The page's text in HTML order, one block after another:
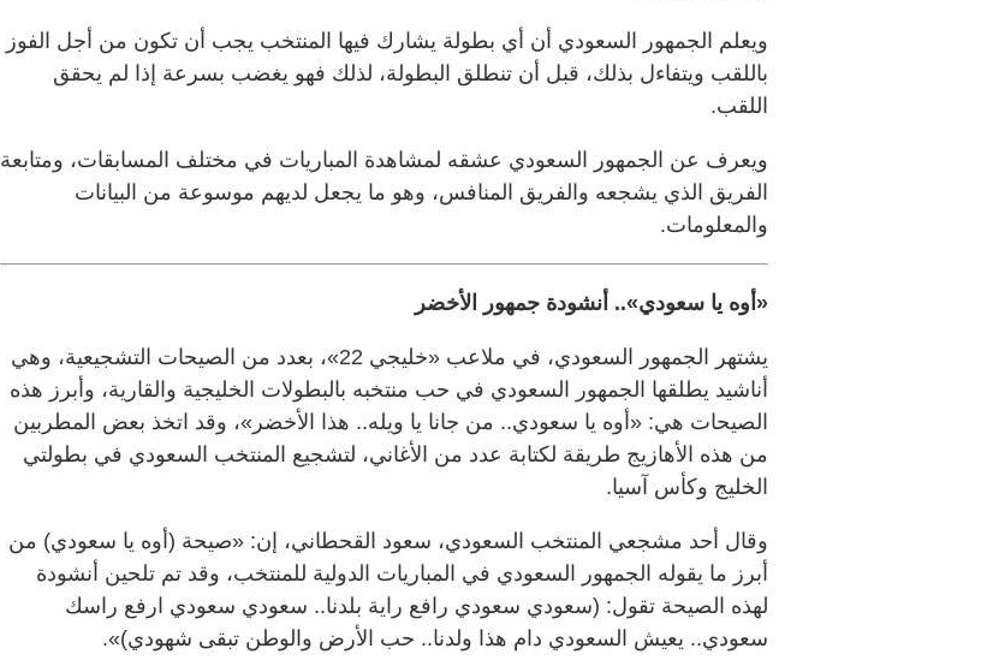
ويعلم الجمهور السعودي أن أي بطولة يشارك فيها المنتخب يجب أن تكون من أجل الفوز
باللقب ويتفاءل بذلك، قبل أن تنطلق البطولة، لذلك فهو يغضب بسرعة إذا لم يحقق
اللقب.
ويعرف عن الجمهور السعودي عشقه لمشاهدة المباريات في مختلف المسابقات، ومتابعة
الفريق الذي يشجعه والفريق المنافس، وهو ما يجعل لديهم موسوعة من البيانات
والمعلومات.
«أوه يا سعودي».. أنشودة جمهور الأخضر
يشتهر الجمهور السعودي، في ملاعب «خليجي 22»، بعدد من الصيحات التشجيعية، وهي
أناشيد يطلقها الجمهور السعودي في حب منتخبه بالبطولات الخليجية والقارية، وأبرز هذه
الصيحات هي: «أوه يا سعودي.. من جانا يا ويله.. هذا الأخضر»، وقد اتخذ بعض المطربين
من هذه الأهازيج طريقة لكتابة عدد من الأغاني، لتشجيع المنتخب السعودي في بطولتي
الخليج وكأس آسيا.
وقال أحد مشجعي المنتخب السعودي، سعود القحطاني، إن: «صيحة (أوه يا سعودي) من
أبرز ما يقوله الجمهور السعودي في المباريات الدولية للمنتخب، وقد تم تلحين أنشودة
لهذه الصيحة تقول: (سعودي سعودي رافع راية بلدنا.. سعودي سعودي ارفع راسك
سعودي.. يعيش السعودي دام هذا ولدنا.. حب الأرض والوطن تبقى شهودي)».